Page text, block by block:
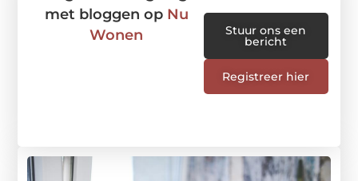
met bloggen op Nu
Wonen
Stuur ons een
bericht
Registreer hier